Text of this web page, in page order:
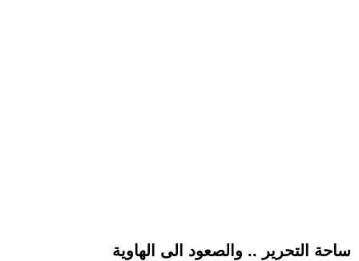
ساحة التحرير .. والصعود الى الهاوية